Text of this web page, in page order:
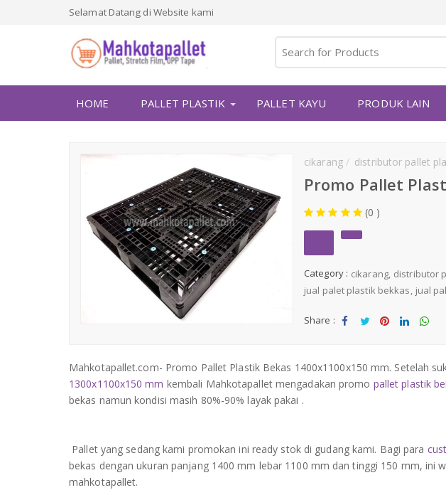
Selamat Datang di Website kami
HOME PALLET PLASTIK PALLET KAYU PRODUK LAIN
cikarang distributor pallet
Promo Pallet
(0 )
Category : cikarang distributor
jual palet plastik bekkas jual
Share :
Mahkotapallet.com- Promo Pallet Plastik Bekas 1400x1100x150 mm. Setelah
1300x1100x150 mm kembali Mahkotapallet mengadakan promo pallet plastik
bekas namun kondisi masih 80%-90% layak pakai .
Pallet yang sedang kami promokan ini ready stok di gudang kami. Bagi para
bekas dengan ukuran panjang 1400 mm lebar 1100 mm dan tinggi 150 mm, ini
mahkotapallet.